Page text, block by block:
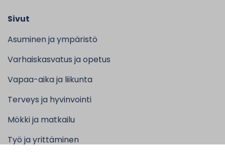
Sivut
Asuminen ja ympäristö
Varhaiskasvatus ja opetus
Vapaa-aika ja liikunta
Terveys ja hyvinvointi
Mökki ja matkailu
Työ ja yrittäminen